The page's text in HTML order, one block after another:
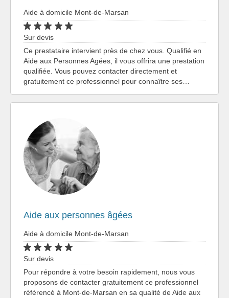
Aide à domicile Mont-de-Marsan
Sur devis
Ce prestataire intervient près de chez vous. Qualifié en
Aide aux Personnes Agées, il vous offrira une prestation
qualifiée. Vous pouvez contacter directement et
gratuitement ce professionnel pour connaître ses…
Aide aux personnes âgées
Aide à domicile Mont-de-Marsan
Sur devis
Pour répondre à votre besoin rapidement, nous vous
proposons de contacter gratuitement ce professionnel
référencé à Mont-de-Marsan en sa qualité de Aide aux